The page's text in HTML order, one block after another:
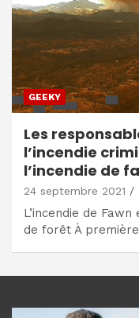
GEEKY
Les
l’incendie
l’incendie de
24 septembre 2021
L’incendie de
de forêt À